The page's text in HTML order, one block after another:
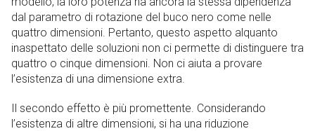
dal parametro di rotazione del buco nero come nelle
quattro dimensioni. Pertanto, questo aspetto alquanto
inaspettato delle soluzioni non ci permette di distinguere tra
quattro o cinque dimensioni. Non ci aiuta a provare
l’esistenza di una dimensione extra.
Il secondo effetto è più promettente. Considerando
l’esistenza di altre dimensioni, si ha una riduzione